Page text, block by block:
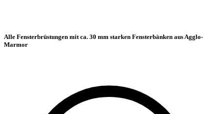
Alle Fensterbrüstungen mit ca. 30 mm starken Fensterbänken aus Agglo-
Marmor